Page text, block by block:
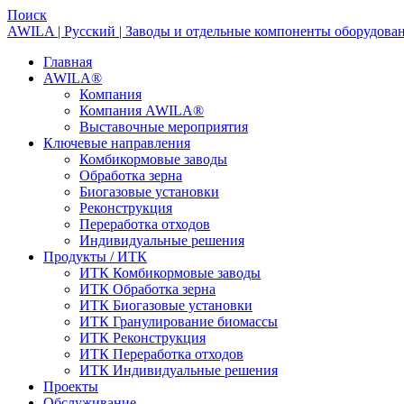
Поиск
AWILA | Русский | Заводы и отдельные компоненты
Главная
AWILA®
Компания
Компания AWILA®
Выставочные мероприятия
Ключевые направления
Комбикормовые заводы
Обработка зерна
Биогазовые установки
Реконструкция
Переработка отходов
Индивидуальные решения
Продукты / ИТК
ИТК Комбикормовые заводы
ИТК Обработка зерна
ИТК Биогазовые установки
ИТК Гранулирование биомассы
ИТК Реконструкция
ИТК Переработка отходов
ИТК Индивидуальные решения
Проекты